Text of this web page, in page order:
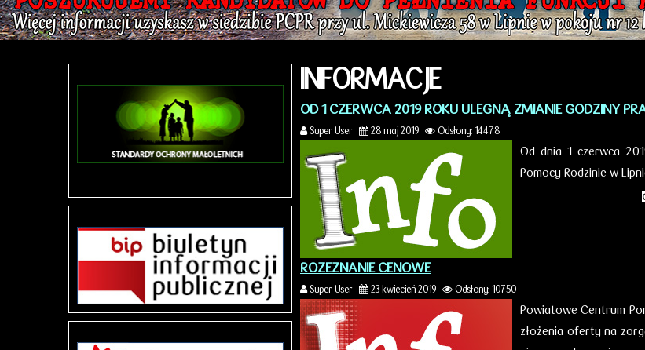
INFORMACJE
OD 1 CZERWCA 2019 ROKU ULEGNĄ ZMIANIE GODZINY
Super User 28 maj 2019 Odsłony: 14478
Od dnia 1 czerwca
Pomocy Rodzinie w
ROZEZNANIE CENOWE
Super User 23 kwiecień 2019 Odsłony: 10750
Powiatowe Centrum
złożenia oferty na